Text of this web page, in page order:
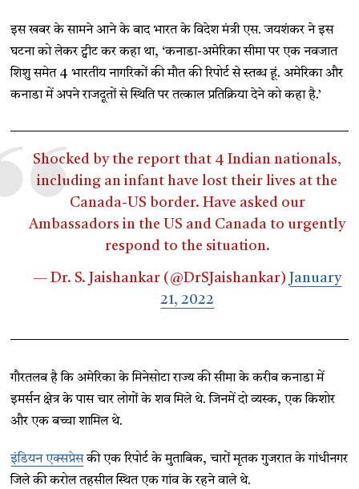
इस खबर के सामने आने के बाद भारत के विदेश मंत्री एस. जयशंकर ने इस
घटना को लेकर ट्वीट कर ​कहा था, ‘कनाडा-अमेरिका सीमा पर एक नवजात
शिशु समेत 4 भारतीय नागरिकों की मौत की रिपोर्ट से स्तब्ध हूं. अमेरिका और
कनाडा में अपने राजदूतों से स्थिति पर तत्काल प्रतिक्रिया देने को कहा है.’
Shocked by the report that 4 Indian nationals,
including an infant have lost their lives at the
Canada-US border. Have asked our
Ambassadors in the US and Canada to urgently
respond to the situation.
— Dr. S. Jaishankar (@DrSJaishankar)
January
21, 2022
गौरतलब है कि अमेरिका के मिनेसोटा राज्य की सीमा के करीब कनाडा में
इमर्सन क्षेत्र के पास चार लोगों के शव मिले थे. जिनमें दो व्यस्क, एक किशोर
और एक बच्चा शामिल थे.
इंडियन एक्सप्रेसकी एक रिपोर्ट के मुताबिक, चारों मृतक गुजरात के गांधीनगर
जिले की करोल तहसील स्थित एक गांव के रहने वाले थे.